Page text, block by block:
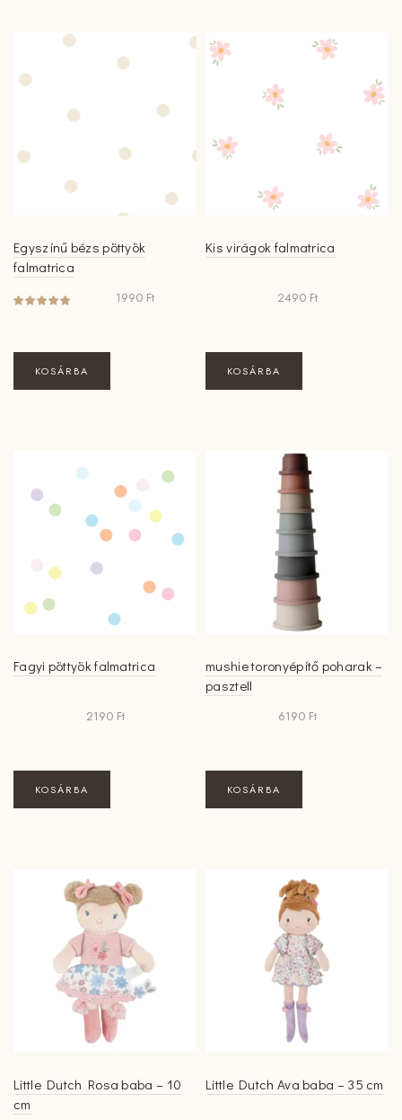
Egyszínű bézs pöttyök
falmatrica
1990 Ft
KOSÁRBA
Kis virágok falmatrica
2490 Ft
KOSÁRBA
Fagyi pöttyök falmatrica
2190 Ft
KOSÁRBA
mushie toronyépítő poharak –
pasztell
6190 Ft
KOSÁRBA
Little Dutch Rosa baba – 10
cm
Little Dutch Ava baba – 35 cm